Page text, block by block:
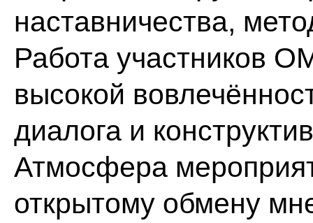
наставничества,
Работа участников
высокой
диалога и
Атмосфера
открытому обмену